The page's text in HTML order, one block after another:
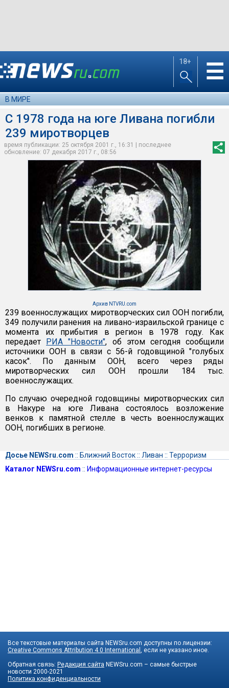
18+ ☰
В МИРЕ
С 1978 года на юге Ливана погибли
239 миротворцев
время публикации: 25 октября 2001 г., 16:31 | последнее
обновление: 07 декабря 2017 г., 08:56
Архив NTVRU.com
239 военнослужащих миротворческих сил ООН погибли,
349 получили ранения на ливано-израильской границе с
момента их прибытия в регион в 1978 году. Как
передает РИА "Новости", об этом сегодня сообщили
источники ООН в связи с 56-й годовщиной "голубых
касок". По данным ООН, всего через ряды
миротворческих сил ООН прошли 184 тыс.
военнослужащих.
По случаю очередной годовщины миротворческих сил
в Накуре на юге Ливана состоялось возложение
венков к памятной стелле в честь военнослужащих
ООН, погибших в регионе.
Досье NEWSru.com :: Ближний Восток:: Ливан :: Терроризм
Каталог NEWSru.com :: Информационные интернет-ресурсы
Все текстовые материалы сайта NEWSru.com доступны по лицензии:
Creative Commons Attribution 4.0 International
, если не указано иное.
Обратная связь: Редакция сайта NEWSru.com – самые быстрые
новости 2000-2021
Политика конфиденциальности